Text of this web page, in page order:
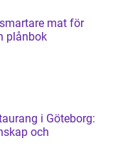
plånbok
i Göteborg:
och